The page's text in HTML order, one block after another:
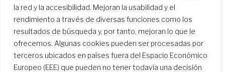
la red y la accesibilidad. Mejoran la usabilidad y el
rendimiento a través de diversas funciones como los
resultados de búsqueda y, por tanto, mejoran lo que le
ofrecemos. Algunas cookies pueden ser procesadas por
terceros ubicados en países fuera del Espacio Económico
Europeo (EEE) que pueden no tener todavía una decisión